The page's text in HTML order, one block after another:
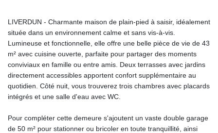
LIVERDUN - Charmante maison de plain-pied à saisir, idéalement
située dans un environnement calme et sans vis-à-vis.
Lumineuse et fonctionnelle, elle offre une belle pièce de vie de 43
m² avec cuisine ouverte, parfaite pour partager des moments
conviviaux en famille ou entre amis. Deux terrasses avec jardins
directement accessibles apportent confort supplémentaire au
quotidien. Côté nuit, vous trouverez trois chambres avec placards
intégrés et une salle d'eau avec WC.
Pour compléter cette demeure s'ajoutent un vaste double garage
de 50 m² pour stationner ou bricoler en toute tranquillité, ainsi